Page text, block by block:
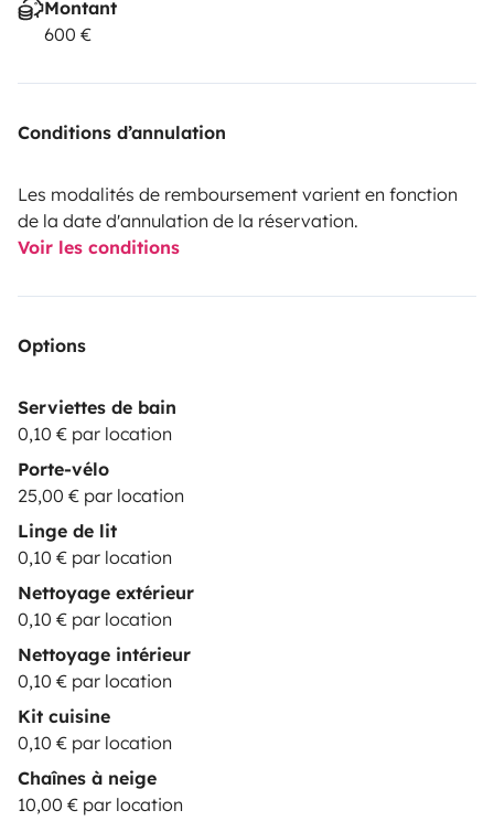
Montant
600 €
Conditions d’annulation
Les modalités de remboursement varient en fonction
de la date d'annulation de la réservation.
Voir les conditions
Options
Serviettes de bain
0,10 € par location
Porte-vélo
25,00 € par location
Linge de lit
0,10 € par location
Nettoyage extérieur
0,10 € par location
Nettoyage intérieur
0,10 € par location
Kit cuisine
0,10 € par location
Chaînes à neige
10,00 € par location